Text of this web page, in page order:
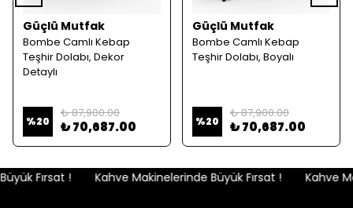
Güçlü Mutfak
Bombe Camlı Kebap
Teşhir Dolabı, Dekor
Detaylı
%20
₺ 87,900.00
₺ 70,687.00
Güçlü Mutfak
Bombe Camlı Kebap
Teşhir Dolabı, Boyalı
%20
₺ 87,900.00
₺ 70,687.00
Fırsat ! Kahve Makinelerinde Büyük Fırsat ! Kahve